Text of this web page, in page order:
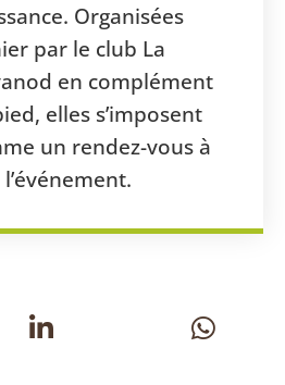
Organisées
par le club La
en complément
elles s’imposent
un rendez-vous à